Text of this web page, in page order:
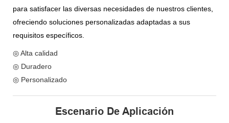
para satisfacer las diversas necesidades de nuestros clientes,
ofreciendo soluciones personalizadas adaptadas a sus
requisitos específicos.
◎ Alta calidad
◎ Duradero
◎ Personalizado
Escenario De Aplicación